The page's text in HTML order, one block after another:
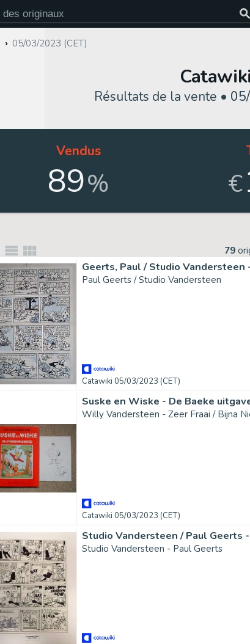
05/03/2023 (CET)
Catawiki
Résultats de la vente •
Vendus
89% €
79
Paul Geerts / Studio Vandersteen
Catawiki 05/03/2023 (CET)
Willy Vandersteen - Zeer Fraai / Bijna
Catawiki 05/03/2023 (CET)
Studio Vandersteen - Paul Geerts